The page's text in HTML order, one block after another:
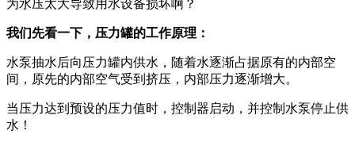
为水压太大导致用水设备损坏啊？
我们先看一下，压力罐的工作原理：
水泵抽水后向压力罐内供水，随着水逐渐占据原有的内部空
间，原先的内部空气受到挤压，内部压力逐渐增大。
当压力达到预设的压力值时，控制器启动，并控制水泵停止供
水！